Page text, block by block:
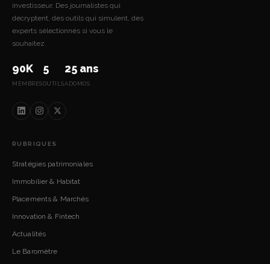
investisseur. Des journalistes qui
décryptent, des outils qui simulent, des
experts sélectionnés si vous le
souhaitez.
90K
MEMBRES
5
OUTILS
25 ans
ADOMOS
RUBRIQUES
Stratégies patrimoniales
Immobilier & Habitat
Placements & Marchés
Innovation & Fintech
Actualités
Le Baromètre